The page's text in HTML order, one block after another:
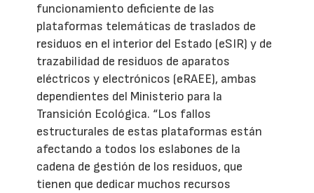
funcionamiento deficiente de las
plataformas telemáticas de traslados de
residuos en el interior del Estado (eSIR) y de
trazabilidad de residuos de aparatos
eléctricos y electrónicos (eRAEE), ambas
dependientes del Ministerio para la
Transición Ecológica. “Los fallos
estructurales de estas plataformas están
afectando a todos los eslabones de la
cadena de gestión de los residuos, que
tienen que dedicar muchos recursos